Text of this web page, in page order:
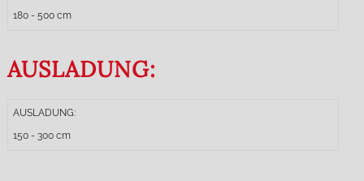
180 - 500 cm
AUSLADUNG:
AUSLADUNG:
150 - 300 cm